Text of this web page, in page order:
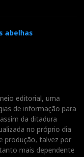
abelhas
editorial, uma
de informação para
da ditadura
no próprio dia
produção, talvez por
mais dependente